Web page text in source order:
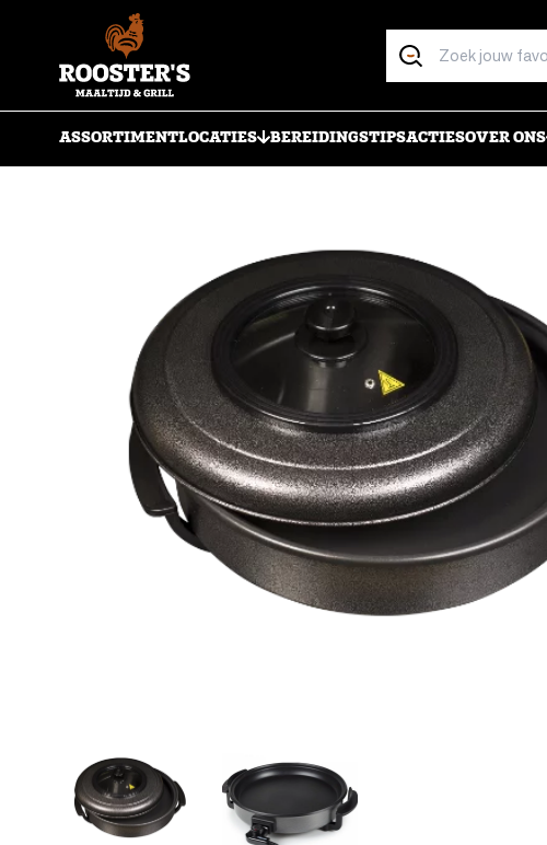
ASSORTIMENTLOCATIES BEREIDINGSTIPSACTIESOVER ONS